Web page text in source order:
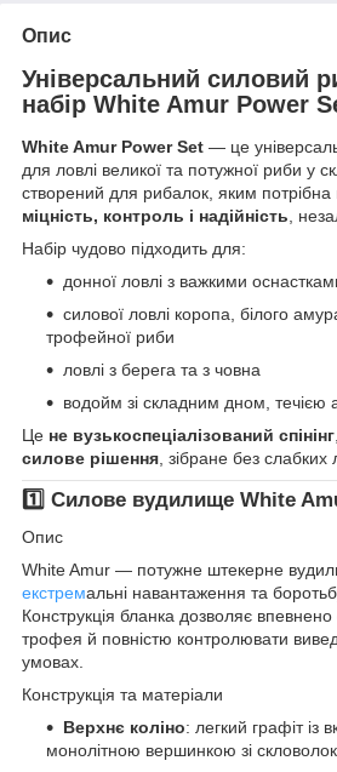
Опис
Універсальний силовий
набір White Amur Power
White Amur Power Set — це
для ловлі великої та потужної риби у
створений для рибалок, яким потрібна
міцність, контроль і надійність,
Набір чудово підходить для:
донної ловлі з важкими
силової ловлі коропа, білого
трофейної риби
ловлі з берега та з човна
водойм зі складним дном,
Це не вузькоспеціалізований спінінг
силове рішення, зібране без слабких
1️⃣ Силове вудилище White
Опис
White Amur — потужне штекерне
екстремальні навантаження та
Конструкція бланка дозволяє
трофея й повністю контролювати
умовах.
Конструкція та матеріали
Верхнє коліно: легкий графіт із
монолітною вершинкою зі